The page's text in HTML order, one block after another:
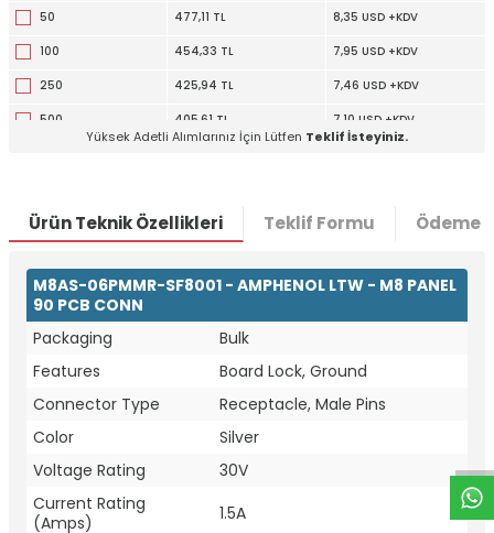
50 477,11 TL 8,35 USD +KDV
100 454,33 TL 7,95 USD +KDV
250 425,94 TL 7,46 USD +KDV
500 405,61 TL 7,10 USD +KDV
Yüksek Adetli Alımlarınız İçin Lütfen Teklif İsteyiniz.
Ürün Teknik Özellikleri Teklif Formu Ödeme
M8AS-06PMMR-SF8001 - AMPHENOL LTW - M8 PANEL
90 PCB CONN
Packaging
Bulk
Features
Board Lock, Ground
Connector Type
Receptacle, Male Pins
Color
Silver
Voltage Rating
30V
Current Rating
(Amps)
1.5A